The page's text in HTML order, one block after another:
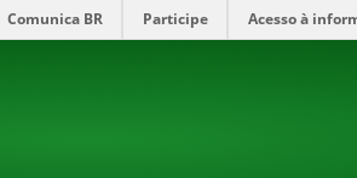
Comunica BR Participe Acesso à